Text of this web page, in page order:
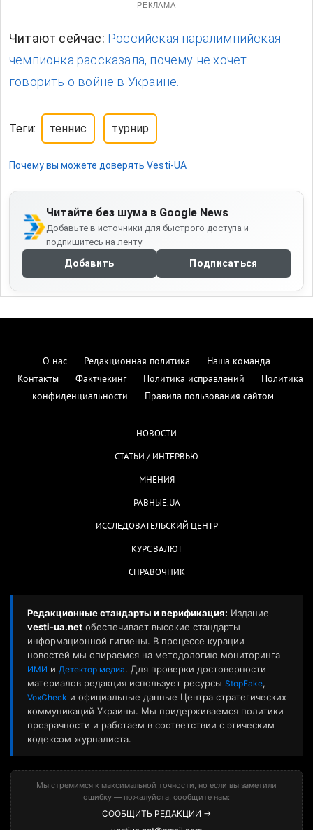
РЕКЛАМА
Читают сейчас: Российская паралимпийская
чемпионка рассказала, почему не хочет
говорить о войне в Украине.
Теги: теннис турнир
Почему вы можете доверять Vesti-UA
Читайте без шума в Google News
Добавьте в источники для быстрого доступа и
подпишитесь на ленту
Добавить Подписаться
О нас Редакционная политика
Наша команда
Контакты
Фактчекинг Политика исправлений
Политика
конфиденциальности
Правила пользования сайтом
НОВОСТИ
СТАТЬИ / ИНТЕРВЬЮ
МНЕНИЯ
РАВНЫЕ.UA
ИССЛЕДОВАТЕЛЬСКИЙ ЦЕНТР
КУРС ВАЛЮТ
СПРАВОЧНИК
Редакционные стандарты и верификация: Издание
vesti-ua.net обеспечивает высокие стандарты
информационной гигиены. В процессе курации
новостей мы опираемся на методологию мониторинга
ИМИ и Детектор медиа. Для проверки достоверности
материалов редакция использует ресурсы StopFake,
VoxCheck и официальные данные Центра стратегических
коммуникаций Украины. Мы придерживаемся политики
прозрачности и работаем в соответствии с этическим
кодексом журналиста.
Мы стремимся к максимальной точности, но если вы заметили
ошибку — пожалуйста, сообщите нам:
СООБЩИТЬ РЕДАКЦИИ →